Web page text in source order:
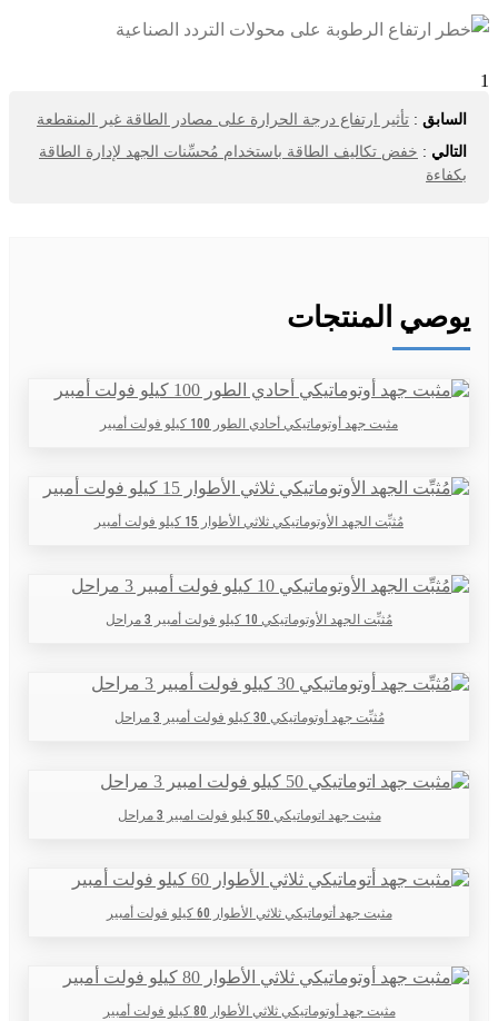
1
السابق : تأثير ارتفاع درجة الحرارة على مصادر الطاقة غير المنقطعة
التالي : خفض تكاليف الطاقة باستخدام مُحسِّنات الجهد لإدارة الطاقة
بكفاءة
يوصي المنتجات
مثبت جهد أوتوماتيكي أحادي الطور 100 كيلو فولت أمبير
مُثبِّت الجهد الأوتوماتيكي ثلاثي الأطوار 15 كيلو فولت أمبير
مُثبِّت الجهد الأوتوماتيكي 10 كيلو فولت أمبير 3 مراحل
مُثبِّت جهد أوتوماتيكي 30 كيلو فولت أمبير 3 مراحل
مثبت جهد اتوماتيكي 50 كيلو فولت امبير 3 مراحل
مثبت جهد أتوماتيكي ثلاثي الأطوار 60 كيلو فولت أمبير
مثبت جهد أوتوماتيكي ثلاثي الأطوار 80 كيلو فولت أمبير